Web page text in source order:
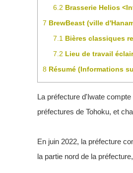
6.2 Brasserie Helios
7 BrewBeast (ville
7.1 Bières classiques
7.2 Lieu de travail
8Résumé (Informations
La préfecture d'Iwate
préfectures de Tohoku, et
En juin 2022, la préfecture
la partie nord de la